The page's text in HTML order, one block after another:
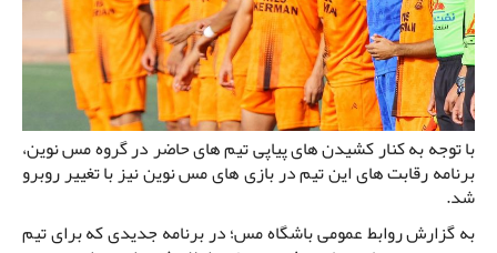
با توجه به کنار کشیدن های پیاپی تیم های حاضر در گروه مس نوین،
برنامه رقابت های این تیم در بازی های مس نوین نیز با تغییر روبرو
شد.
به گزارش روابط عمومی باشگاه مس؛ در برنامه جدیدی که برای تیم